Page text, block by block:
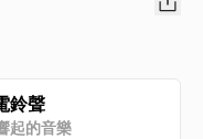
鈴聲
起的音樂